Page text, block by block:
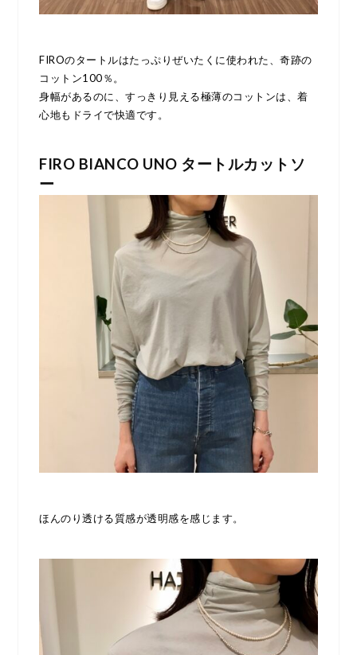
FIROのタートルはたっぷりぜいたくに使われた、奇跡の
コットン100％。
身幅があるのに、すっきり見える極薄のコットンは、着
心地もドライで快適です。
FIRO BIANCO UNO タートルカットソ
ー
ほんのり透ける質感が透明感を感じます。